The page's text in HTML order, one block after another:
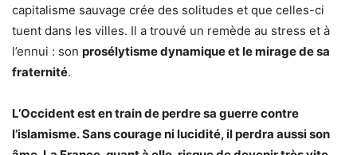
capitalisme sauvage crée des solitudes et que celles-ci
tuent dans les villes. Il a trouvé un remède au stress et à
l’ennui : son prosélytisme dynamique et le mirage de sa
fraternité.
L’Occident est en train de perdre sa guerre contre
l’islamisme.Sans courage ni lucidité, il perdra aussi son